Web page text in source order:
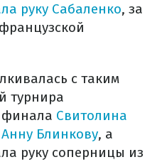
руку Сабаленко, за
с таким
турнира
финала Свитолина
Блинкову, а
руку соперницы из